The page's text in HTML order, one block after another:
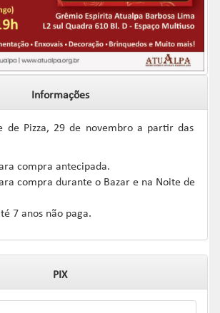
Informações
de Pizza, 29 de novembro a partir das
compra antecipada.
compra durante o Bazar e na Noite de
7 anos não paga.
PIX